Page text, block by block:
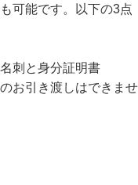
可能です。以下の3点
刺と身分証明書
お引き渡しはできませ